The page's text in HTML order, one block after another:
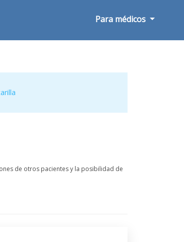
Para médicos
de otros pacientes y la posibilidad de